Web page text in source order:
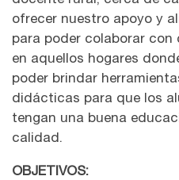
ofrecer nuestro apoyo y
para poder colaborar con
en aquellos hogares
poder brindar
didácticas para que los
tengan una buena
calidad.
OBJETIVOS: